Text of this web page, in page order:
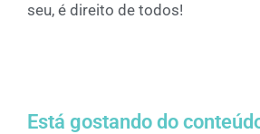
seu, é direito de todos!
Está gostando do